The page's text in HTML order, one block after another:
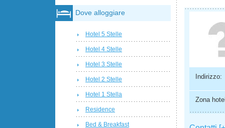
Indirizzo:
Zona
Dove alloggiare
Hotel 5 Stelle
Hotel 4 Stelle
Hotel 3 Stelle
Hotel 2 Stelle
Hotel 1 Stella
Residence
Bed & Breakfast